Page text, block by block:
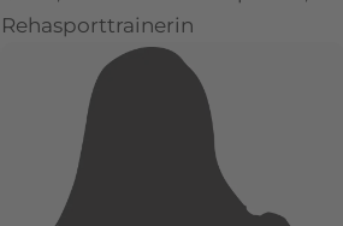
Rehasporttrainerin